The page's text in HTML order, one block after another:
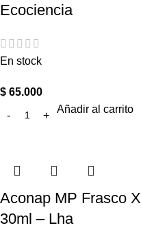
Ecociencia
En stock
$ 65.000
Añadir al carrito
Aconap MP Frasco X
30ml – Lha